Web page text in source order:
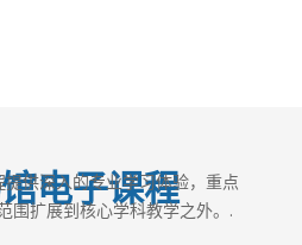
电子课程
供深入的专业学习体验，重点
围扩展到核心学科教学之外。.